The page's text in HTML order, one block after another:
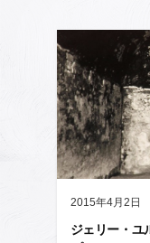
2015年4月2日
ジェリー・ユ